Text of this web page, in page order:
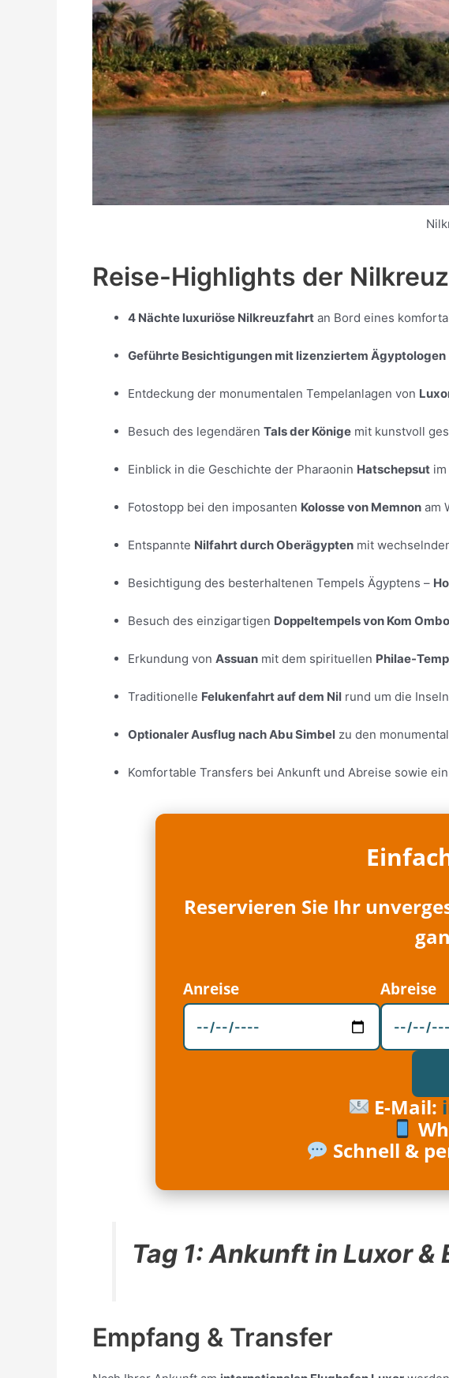
Reise-Highlights der
4 Nächte luxuriöse Nilkreuzfahrt an Bord eines
Geführte Besichtigungen mit lizenziertem Ägyptologen
Entdeckung der monumentalen Tempelanlagen von
Besuch des legendären Tals der Könige mit kunstvoll
Einblick in die Geschichte der Pharaonin Hatschepsut
Fotostopp bei den imposanten Kolosse von Memnon am
Entspannte Nilfahrt durch Oberägypten mit
Besichtigung des besterhaltenen Tempels Ägyptens –
Besuch des einzigartigen Doppeltempels von Kom Ombo
Erkundung von Assuan mit dem spirituellen Philae-
Traditionelle Felukenfahrt auf dem Nil rund um die
Optionaler Ausflug nach Abu Simbel zu den
Komfortable Transfers bei Ankunft und Abreise sowie
Reservieren Sie Ihr
Anreise Abreise
E-Mail:
Schnell &
Tag 1: Ankunft in Luxor
Empfang & Transfer